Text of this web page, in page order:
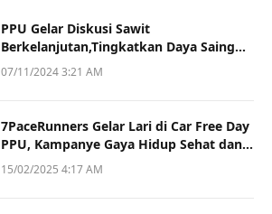
PPU Gelar Diskusi Sawit
Berkelanjutan,Tingkatkan Daya Saing
dan Kualitas
07/11/2024 3:21 AM
7PaceRunners Gelar Lari di Car Free Day
PPU, Kampanye Gaya Hidup Sehat dan
Dukung UMKM
15/02/2025 4:17 AM